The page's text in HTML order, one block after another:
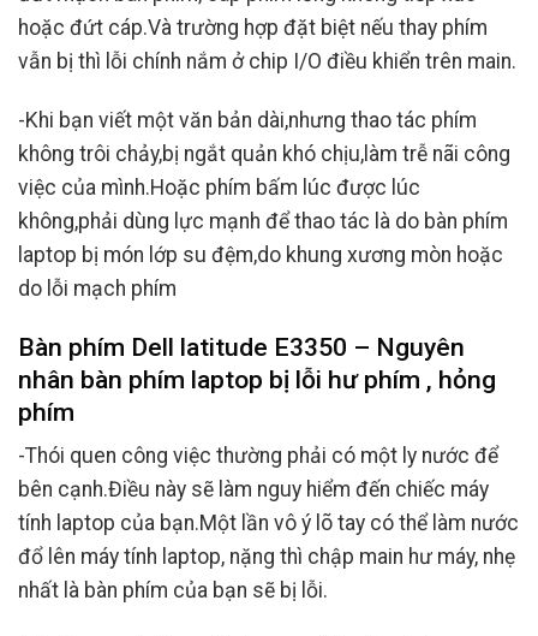
hoặc đứt cáp.Và trường hợp đặt biệt nếu thay phím
vẫn bị thì lỗi chính nắm ở chip I/O điều khiển trên main.
-Khi bạn viết một văn bản dài,nhưng thao tác phím
không trôi chảy,bị ngắt quản khó chịu,làm trễ nãi công
việc của mình.Hoặc phím bấm lúc được lúc
không,phải dùng lực mạnh để thao tác là do bàn phím
laptop bị món lớp su đệm,do khung xương mòn hoặc
do lỗi mạch phím
Bàn phím Dell latitude E3350 – Nguyên
nhân bàn phím laptop bị lỗi hư phím , hỏng
phím
-Thói quen công việc thường phải có một ly nước để
bên cạnh.Điều này sẽ làm nguy hiểm đến chiếc máy
tính laptop của bạn.Một lần vô ý lõ tay có thể làm nước
đổ lên máy tính laptop, nặng thì chập main hư máy, nhẹ
nhất là bàn phím của bạn sẽ bị lỗi.